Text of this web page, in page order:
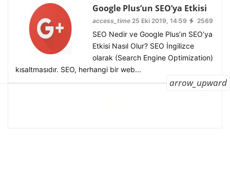
Google Plus’un SEO’ya Etkisi
access_time25 Eki 2019, 14:59 2569
SEO Nedir ve Google Plus’ın SEO’ya
Etkisi Nasıl Olur? SEO İngilizce
olarak (Search Engine Optimization)
kısaltmasıdır. SEO, herhangi bir web...
arrow_upward